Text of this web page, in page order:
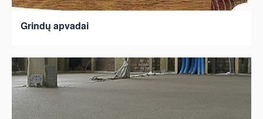
Grindų apvadai